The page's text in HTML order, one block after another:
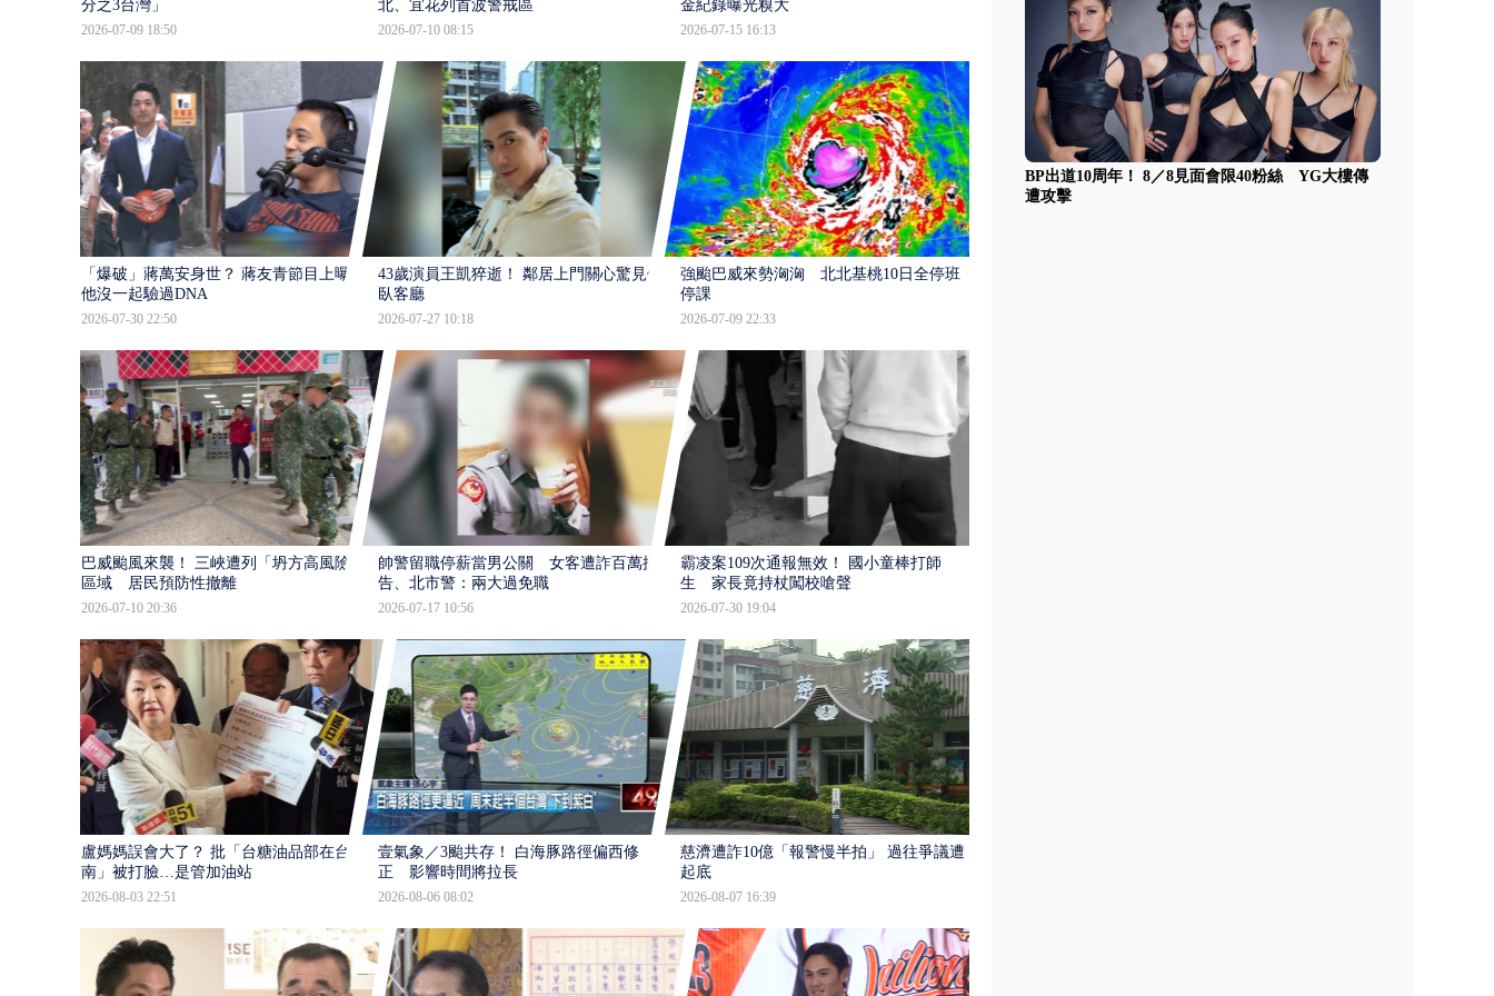
分之3台灣」
2026-07-09 18:50
北、宜花列首波警戒區
2026-07-10 08:15
金紀錄曝光糗大
2026-07-15 16:13
「爆破」蔣萬安身世？ 蔣友青節目上曝：
他沒一起驗過DNA
2026-07-30 22:50
43歲演員王凱猝逝！ 鄰居上門關心驚見倒
臥客廳
2026-07-27 10:18
強颱巴威來勢洶洶 北北基桃10日全停班
停課
2026-07-09 22:33
巴威颱風來襲！ 三峽遭列「坍方高風險」
區域 居民預防性撤離
2026-07-10 20:36
帥警留職停薪當男公關 女客遭詐百萬提
告、北市警：兩大過免職
2026-07-17 10:56
霸凌案109次通報無效！ 國小童棒打師
生 家長竟持杖闖校嗆聲
2026-07-30 19:04
盧媽媽誤會大了？ 批「台糖油品部在台
南」被打臉…是管加油站
2026-08-03 22:51
壹氣象／3颱共存！ 白海豚路徑偏西修
正 影響時間將拉長
2026-08-06 08:02
慈濟遭詐10億「報警慢半拍」 過往爭議遭
起底
2026-08-07 16:39
BP出道10周年！ 8／8見面會限40粉絲 YG大樓傳
遭攻擊